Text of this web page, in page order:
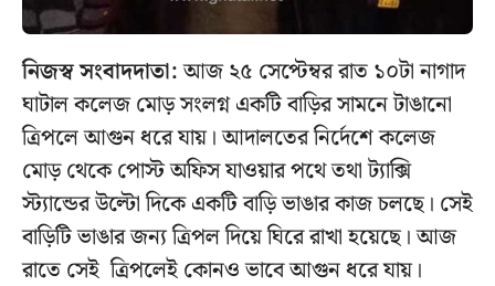
নিজস্ব সংবাদদাতা:আজ ২৫ সেপ্টেম্বর রাত ১০টা নাগাদ
ঘাটাল কলেজ মোড় সংলগ্ন একটি বাড়ির সামনে টাঙানো
ত্রিপলে আগুন ধরে যায়। আদালতের নির্দেশে কলেজ
মোড় থেকে পোস্ট অফিস যাওয়ার পথে তথা ট্যাক্সি
স্ট্যান্ডের উল্টো দিকে একটি বাড়ি ভাঙার কাজ চলছে। সেই
বাড়িটি ভাঙার জন্য ত্রিপল দিয়ে ঘিরে রাখা হয়েছে। আজ
রাতে সেই ত্রিপলেই কোনও ভাবে আগুন ধরে যায়।